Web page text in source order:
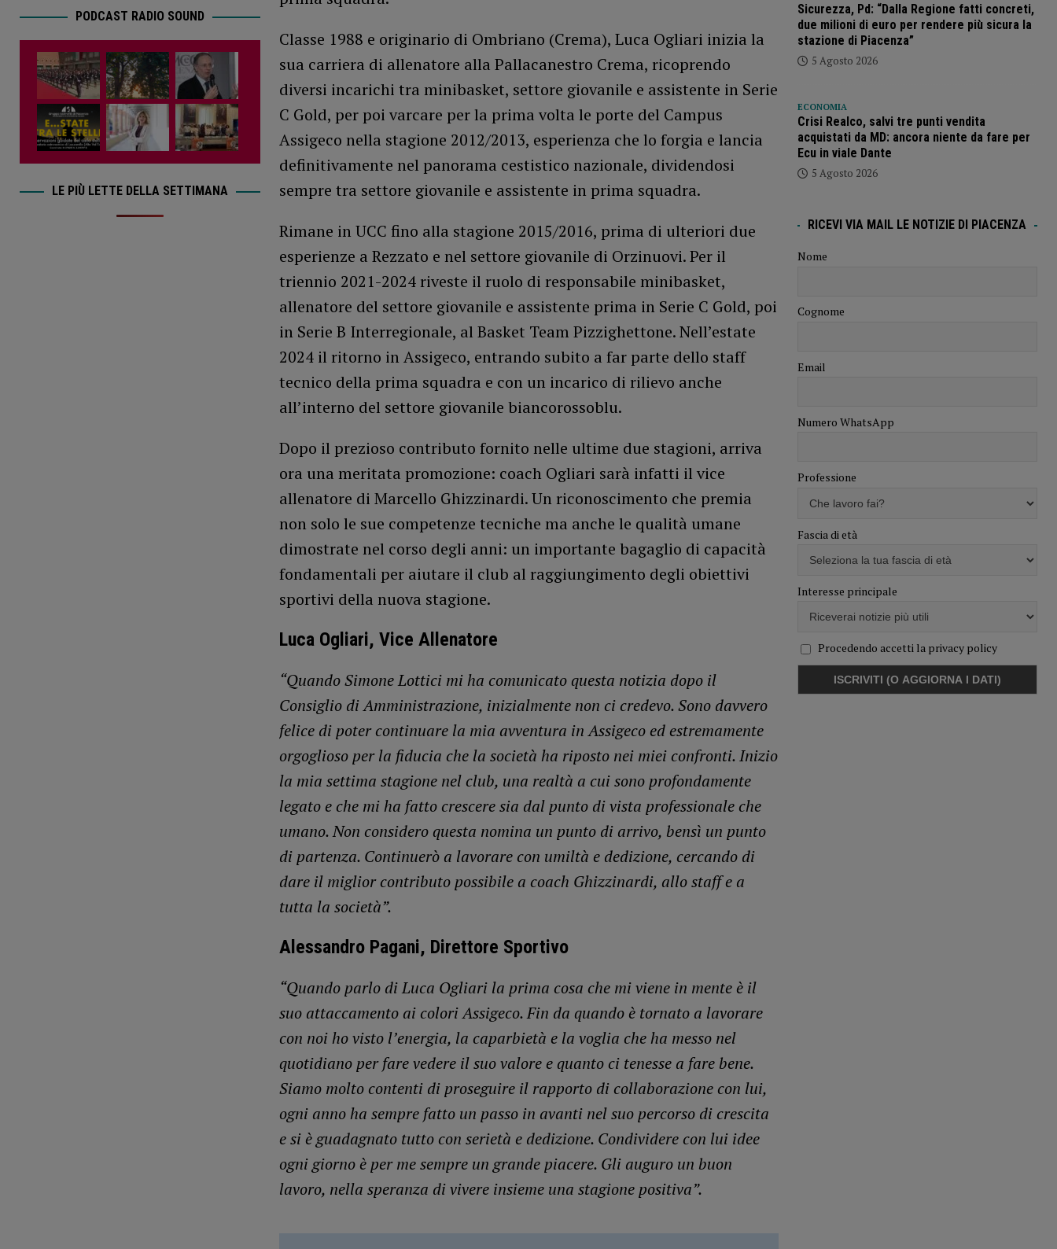
Classe 1988 e originario di Ombriano (Crema), Luca Ogliari inizia la
sua carriera di allenatore alla Pallacanestro Crema, ricoprendo
diversi incarichi tra minibasket, settore giovanile e assistente in Serie
C Gold, per poi varcare per la prima volta le porte del Campus
Assigeco nella stagione 2012/2013, esperienza che lo forgia e lancia
definitivamente nel panorama cestistico nazionale, dividendosi
sempre tra settore giovanile e assistente in prima squadra.
Rimane in UCC fino alla stagione 2015/2016, prima di ulteriori due
esperienze a Rezzato e nel settore giovanile di Orzinuovi. Per il
triennio 2021-2024 riveste il ruolo di responsabile minibasket,
allenatore del settore giovanile e assistente prima in Serie C Gold, poi
in Serie B Interregionale, al Basket Team Pizzighettone. Nell’estate
2024 il ritorno in Assigeco, entrando subito a far parte dello staff
tecnico della prima squadra e con un incarico di rilievo anche
all’interno del settore giovanile biancorossoblu.
Dopo il prezioso contributo fornito nelle ultime due stagioni, arriva
ora una meritata promozione: coach Ogliari sarà infatti il vice
allenatore di Marcello Ghizzinardi. Un riconoscimento che premia
non solo le sue competenze tecniche ma anche le qualità umane
dimostrate nel corso degli anni: un importante bagaglio di capacità
fondamentali per aiutare il club al raggiungimento degli obiettivi
sportivi della nuova stagione.
Luca Ogliari, Vice Allenatore
“Quando Simone Lottici mi ha comunicato questa notizia dopo il
Consiglio di Amministrazione, inizialmente non ci credevo. Sono davvero
felice di poter continuare la mia avventura in Assigeco ed estremamente
orgoglioso per la fiducia che la società ha riposto nei miei confronti. Inizio
la mia settima stagione nel club, una realtà a cui sono profondamente
legato e che mi ha fatto crescere sia dal punto di vista professionale che
umano. Non considero questa nomina un punto di arrivo, bensì un punto
di partenza. Continuerò a lavorare con umiltà e dedizione, cercando di
dare il miglior contributo possibile a coach Ghizzinardi, allo staff e a
tutta la società”.
Alessandro Pagani, Direttore Sportivo
“Quando parlo di Luca Ogliari la prima cosa che mi viene in mente è il
suo attaccamento ai colori Assigeco. Fin da quando è tornato a lavorare
con noi ho visto l’energia, la caparbietà e la voglia che ha messo nel
quotidiano per fare vedere il suo valore e quanto ci tenesse a fare bene.
Siamo molto contenti di proseguire il rapporto di collaborazione con lui,
ogni anno ha sempre fatto un passo in avanti nel suo percorso di crescita
e si è guadagnato tutto con serietà e dedizione. Condividere con lui idee
ogni giorno è per me sempre un grande piacere. Gli auguro un buon
lavoro, nella speranza di vivere insieme una stagione positiva”.
PODCAST RADIO SOUND
LE PIÙ LETTE DELLA SETTIMANA
Sicurezza, Pd: “Dalla Regione fatti concreti,
due milioni di euro per rendere più sicura la
stazione di Piacenza”
5 Agosto 2026
ECONOMIA
Crisi Realco, salvi tre punti vendita
acquistati da MD: ancora niente da fare per
Ecu in viale Dante
5 Agosto 2026
RICEVI VIA MAIL LE NOTIZIE DI PIACENZA
Nome
Cognome
Email
Numero WhatsApp
Professione
Fascia di età
Interesse principale
Procedendo accetti la privacy policy